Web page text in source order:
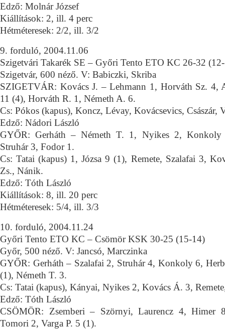
Edző: Molnár József
Kiállítások: 2, ill. 4 perc
Hétméteresek: 2/2, ill. 3/2
9. forduló, 2004.11.06
Szigetvári Takarék SE – Győri Tento ETO KC 26-32
Szigetvár, 600 néző. V: Babiczki, Skriba
SZIGETVÁR: Kovács J. – Lehmann 1, Horváth Sz. 4,
11 (4), Horváth R. 1, Németh A. 6.
Cs: Pókos (kapus), Koncz, Lévay, Kovácsevics, Császár,
Edző: Nádori László
GYŐR: Gerháth – Németh T. 1, Nyikes 2, Konkoly
Struhár 3, Fodor 1.
Cs: Tatai (kapus) 1, Józsa 9 (1), Remete, Szalafai 3,
Zs., Nánik.
Edző: Tóth László
Kiállítások: 8, ill. 20 perc
Hétméteresek: 5/4, ill. 3/3
10. forduló, 2004.11.24
Győri Tento ETO KC – Csömör KSK 30-25 (15-14)
Győr, 500 néző. V: Jancsó, Marczinka
GYŐR: Gerháth – Szalafai 2, Struhár 4, Konkoly 6,
(1), Németh T. 3.
Cs: Tatai (kapus), Kányai, Nyikes 2, Kovács Á. 3,
Edző: Tóth László
CSÖMÖR: Zsemberi – Szörnyi, Laurencz 4, Himer
Tomori 2, Varga P. 5 (1).